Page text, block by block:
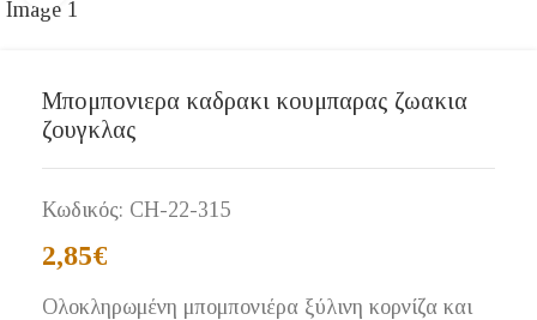
Μπομπονιερα καδρακι κουμπαρας ζωακια
ζουγκλας
Κωδικός: CH-22-315
2,85€
Ολοκληρωμένη μπομπονιέρα ξύλινη κορνίζα και